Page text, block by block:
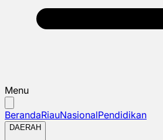
Menu
BerandaRiauNasionalPendidikan
DAERAH